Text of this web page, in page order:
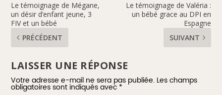
Le témoignage de Mégane,
un désir d’enfant jeune, 3
FIV et un bébé
PRÉCÉDENT
Le témoignage de Valéria :
un bébé grace au DPI en
Espagne
SUIVANT
LAISSER UNE RÉPONSE
Votre adresse e-mail ne sera pas publiée. Les champs
obligatoires sont indiqués avec *